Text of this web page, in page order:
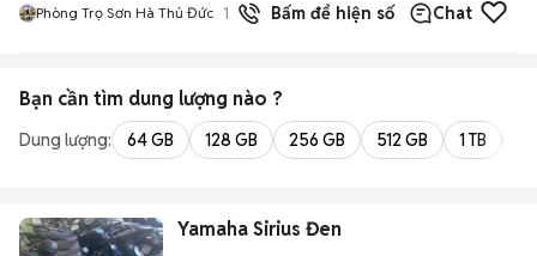
Phòng Trọ Sơn Hà Thủ Đức 1 đã bánBấm để hiện số Chat
Bạn cần tìm dung lượng nào ?
Dung lượng: 64 GB 128 GB 256 GB 512 GB 1 TB
Yamaha Sirius Đen